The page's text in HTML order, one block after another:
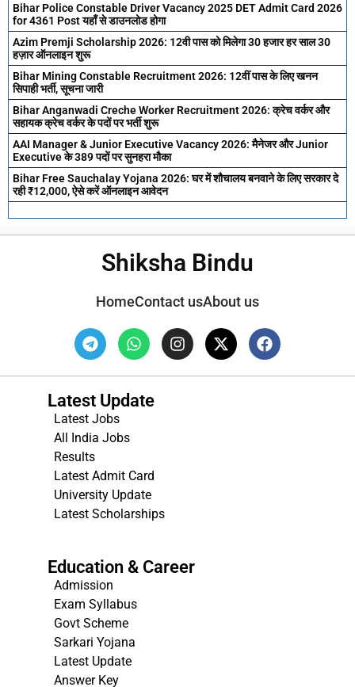
Bihar Police Constable Driver Vacancy 2025 DET Admit Card 2026
for 4361 Post यहाँ से डाउनलोड होगा
Azim Premji Scholarship 2026: 12वी पास को मिलेगा 30 हजार हर साल 30
हज़ार ऑनलाइन शुरू
Bihar Mining Constable Recruitment 2026: 12वीं पास के लिए खनन
सिपाही भर्ती, सूचना जारी
Bihar Anganwadi Creche Worker Recruitment 2026: क्रेच वर्कर और
सहायक क्रेच वर्कर के पदों पर भर्ती शुरू
AAI Manager & Junior Executive Vacancy 2026: मैनेजर और Junior
Executive के 389 पदों पर सुनहरा मौका
Bihar Free Sauchalay Yojana 2026: घर में शौचालय बनवाने के लिए सरकार दे
रही ₹12,000, ऐसे करें ऑनलाइन आवेदन
Shiksha Bindu
HomeContact usAbout us
Latest Update
Latest Jobs
All India Jobs
Results
Latest Admit Card
University Update
Latest Scholarships
Education & Career
Admission
Exam Syllabus
Govt Scheme
Sarkari Yojana
Latest Update
Answer Key